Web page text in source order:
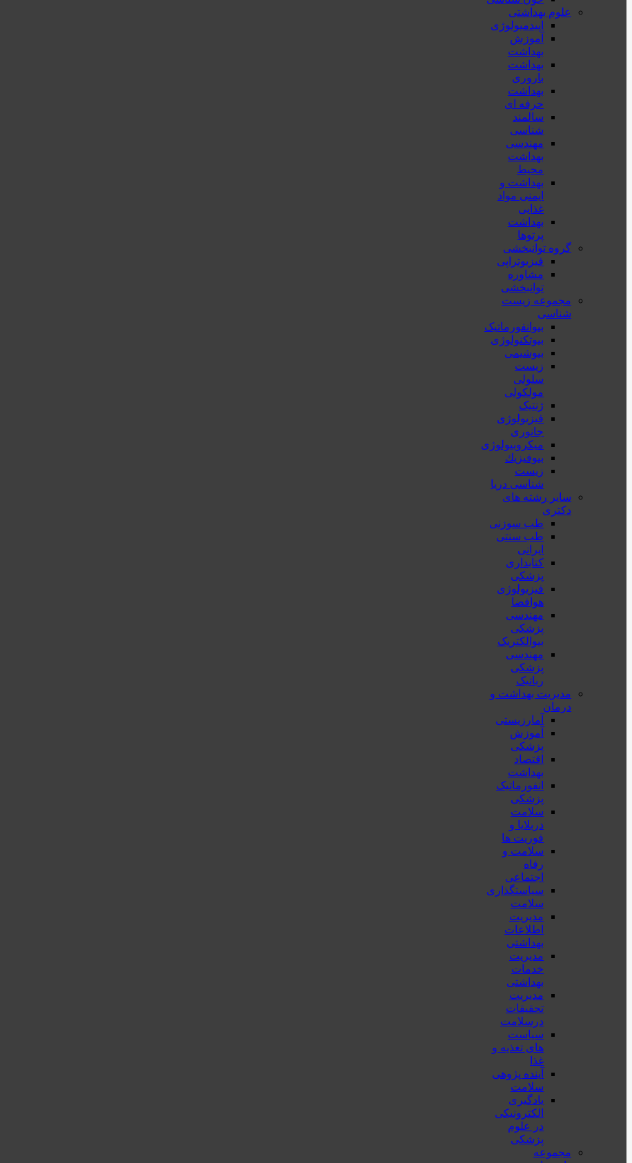
علوم بهداشتی
اپیدمیولوژی
آموزش
بهداشت
بهداشت
باروری
بهداشت
حرفه ای
سالمند
شناسی
مهندسی
بهداشت
محيط
بهداشت و
ایمنی مواد
غذایی
بهداشت
پرتوها
گروه توانبخشی
فیزیوتراپی
مشاوره
توانبخشی
مجموعه زیست
شناسی
بیوانفورماتیک
بیوتکنولوژی
بیوشیمی
زیست
سلولی
مولکولی
ژنتیک
فیزیولوژی
جانوری
میکروبیولوژی
بيوفيزيك
زیست
شناسی دریا
سایر رشته های
دکتری
طب سوزنی
طب سنتی
ایرانی
کتابداری
پزشکی
فیزیولوژی
هوافضا
مهندسی
پزشکی
بیوالکتریک
مهندسی
پزشکی
رباتیک
مدیریت بهداشت و
درمان
آمارزیستی
آموزش
پزشکی
اقتصاد
بهداشت
انفورماتیک
پزشکی
سلامت
دربلايا و
فوريت ها
سلامت و
رفاه
اجتماعی
سیاستگذاری
سلامت
مدیریت
اطلاعات
بهداشتی
مدیریت
خدمات
بهداشتی
مدیریت
تحقیقات
درسلامت
سیاست
های تغذیه و
غذا
آینده پژوهی
سلامت
یادگیری
الکترونیکی
در علوم
پزشکی
مجموعه